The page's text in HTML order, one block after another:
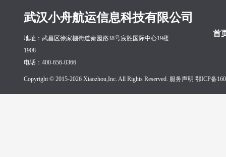
武汉小舟航运信息科技有限公司
首
地址：武昌区徐家棚街道秦园路38号宸胜国际中心19楼
1908
电话：400-656-0366
Copyright © 2015-2026 Xiaozhou,Inc. All Rights Reserved. 服务声明 鄂ICP备